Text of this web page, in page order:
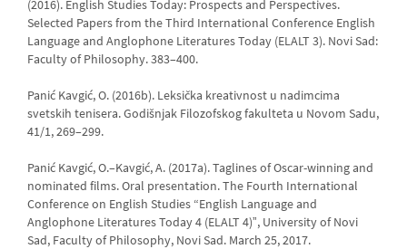
(2016). English Studiеs Today: Prospects and Perspectives.
Selected Papers from the Third International Conference English
Language and Anglophone Literatures Today (ELALT 3). Novi Sad:
Faculty of Philosophy. 383–400.
Panić Kavgić, O. (2016b). Leksička kreativnost u nadimcima
svetskih tenisera. Godišnjak Filozofskog fakulteta u Novom Sadu,
41/1, 269–299.
Panić Kavgić, O.–Kavgić, A. (2017a). Taglines of Oscar-winning and
nominated films. Oral presentation. The Fourth International
Conference on English Studies “English Language and
Anglophone Literatures Today 4 (ELALT 4)ˮ, University of Novi
Sad, Faculty of Philosophy, Novi Sad. March 25, 2017.